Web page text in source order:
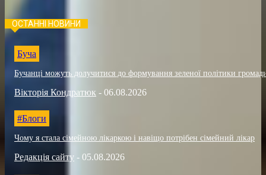
ОСТАННІ НОВИНИ
Буча
Бучанці можуть долучитися до формування зеленої політики
Вікторія Кондратюк - 06.08.2026
#Блоги
Чому я стала сімейною лікаркою і навіщо потрібен сімейний лікар
Редакція сайту - 05.08.2026